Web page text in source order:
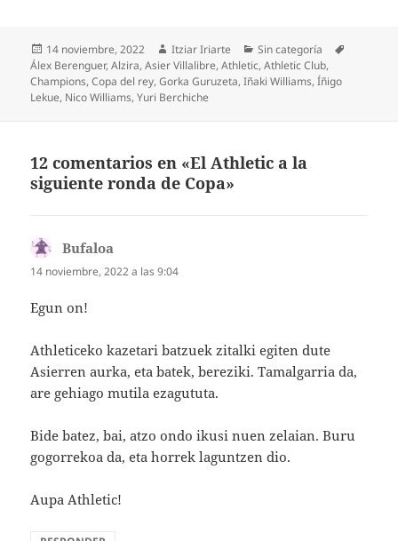
Publicado
el
14 noviembre, 2022 Autor
Itziar Iriarte Categorías
Sin categoría
Álex Berenguer,Alzira,Asier Villalibre,Athletic,Athletic Club,
Champions,Copa del rey,Gorka Guruzeta,Iñaki Williams,Íñigo
Lekue, Nico Williams,Yuri Berchiche
12 comentarios en «El Athletic a la
siguiente ronda de Copa»
Bufaloa
14 noviembre, 2022 a las 9:04
Egun on!
Athleticeko kazetari batzuek zitalki egiten dute
Asierren aurka, eta batek, bereziki. Tamalgarria da,
are gehiago mutila ezagututa.
Bide batez, bai, atzo ondo ikusi nuen zelaian. Buru
gogorrekoa da, eta horrek laguntzen dio.
Aupa Athletic!